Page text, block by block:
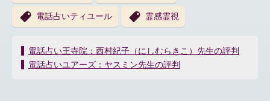
電話占いティユール 霊感霊視
投
稿
電話占い王寺院：西村紀子（にしむらきこ）先生の評判
電話占いユアーズ：ヤスミン先生の評判